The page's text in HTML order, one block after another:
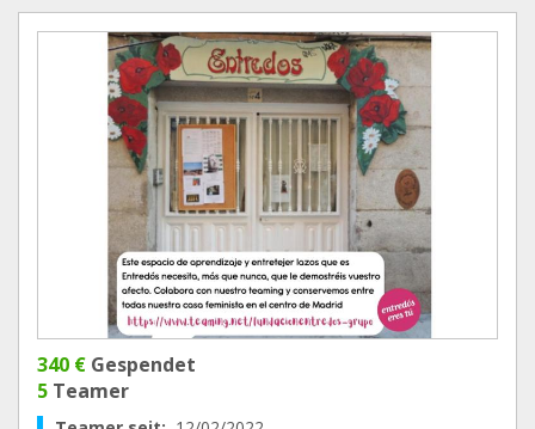
340 € Gespendet
5 Teamer